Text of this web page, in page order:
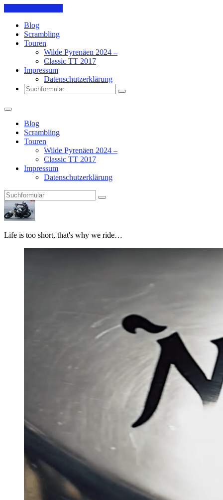
Blog
Scrambling
Touren
Wilde Pyrenäen 2024 –
Classic TT 2017
Impressum
Datenschutzerklärung
Search
Blog
Scrambling
Touren
Wilde Pyrenäen 2024 –
Classic TT 2017
Impressum
Datenschutzerklärung
Search
Pit's
Blog
Life is too short, that's why we ride…